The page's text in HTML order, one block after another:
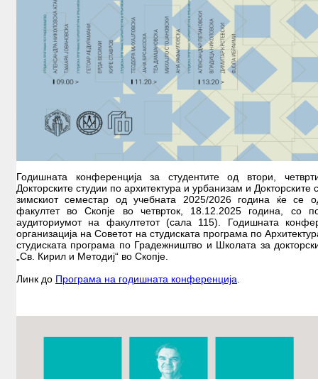
Годишната конференција за студентите од втори,
Докторските студии по архитектура и урбанизам и
зимскиот семестар од учебната 2025/2026 година ќе се
факултет во Скопје во четврток, 18.12.2025 година, со
аудиториумот на факултетот (сала 115). Годишната
организација на Советот на студиската програма по
студиската програма по Градежништво и Школата за
„Св. Кирил и Методиј“ во Скопје.
Линк до Програма на годишната конференција